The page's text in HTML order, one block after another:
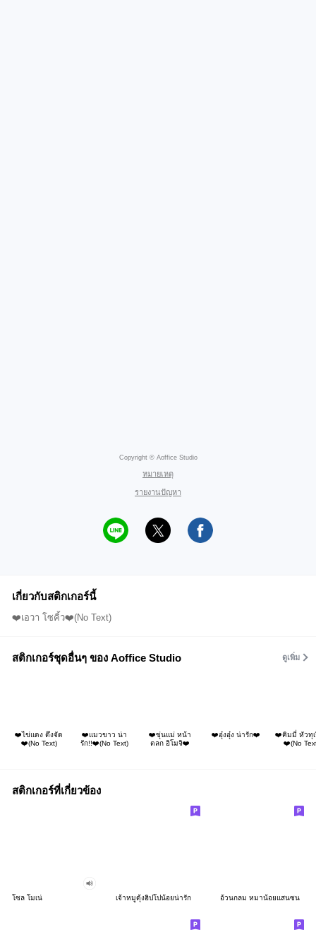
Copyright © Aoffice Studio
หมายเหตุ
รายงานปัญหา
เกี่ยวกับสติกเกอร์นี้
❤️เอวา โซคิ้ว❤️(No Text)
สติกเกอร์ชุดอื่นๆ ของ Aoffice Studio ดูเพิ่ม
❤️ไข่แดง ตึงจัด
❤️(No Text)
❤️แมวขาว น่า
รัก!!❤️(No Text)
❤️ขุ่นแม่ หน้า
ตลก อิโมจิ❤️
❤️อุ๋งอุ๋ง น่ารัก❤️
❤️คิมมี่ หัวทุเ
❤️(No
สติกเกอร์ที่เกี่ยวข้อง
โซล โมเน่ เจ้าหมูดุ้งฮิปโปน้อยน่ารัก อ้วนกลม หมาน้อยแสนซน